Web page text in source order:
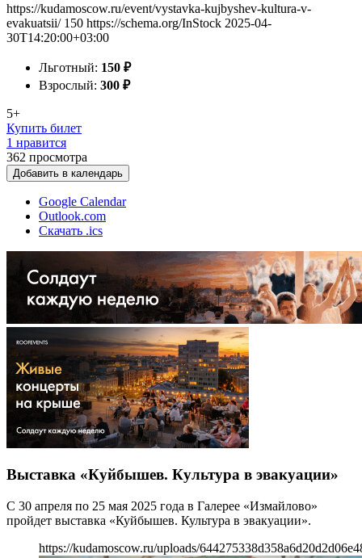
https://kudamoscow.ru/event/vystavka-kujbyshev-kultura-v-
evakuatsii/ 150 https://schema.org/InStock 2025-04-
30T14:20:00+03:00
Льготный: 150 ₽
Взрослый: 300 ₽
5+
Купить билет
1 нравится
362 просмотра
Добавить в календарь
Google Calendar
Outlook.com
Скачать .ics
Выставка «Куйбышев. Культура в эвакуации»
С 30 апреля по 25 мая 2025 года в Галерее «Измайлово»
пройдет выставка «Куйбышев. Культура в эвакуации».
https://kudamoscow.ru/uploads/